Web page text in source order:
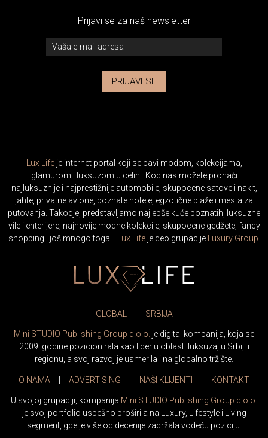
Prijavi se za naš newsletter
PRIJAVI SE
Lux Lifeje internet portal koji se bavi modom, kolekcijama,
glamurom i luksuzom u celini. Kod nas možete pronaći
najluksuznije i najprestižnije automobile, skupocene satove i nakit,
jahte, privatne avione, poznate hotele, egzotične plaže i mesta za
putovanja. Takodje, predstavljamo najlepše kuće poznatih, luksuzne
vile i enterijere, najnovije modne kolekcije, skupocene gedžete, fancy
shopping i još mnogo toga… Lux Lifeje deo grupacije Luxury Group.
GLOBAL SRBIJA
Mini STUDIO Publishing Group d.o.o. je digital kompanija, koja se
2009. godine pozicionirala kao lider u oblasti luksuza, u Srbiji i
regionu, a svoj razvoj je usmerila i na globalno tržište.
O NAMA ADVERTISING NAŠI KLIJENTI KONTAKT
U svojoj grupaciji, kompanija Mini STUDIO Publishing Group d.o.o.
je svoj portfolio uspešno proširila na Luxury, Lifestyle i Living
segment, gde je više od decenije zadržala vodeću poziciju: